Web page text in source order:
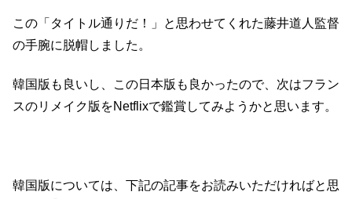
この「タイトル通りだ！」と思わせてくれた藤井道人監督
の手腕に脱帽しました。
韓国版も良いし、この日本版も良かったので、次はフラン
スのリメイク版をNetflixで鑑賞してみようかと思います。
韓国版については、下記の記事をお読みいただければと思